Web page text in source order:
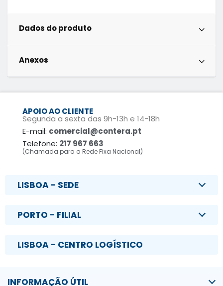
Dados do produto
Anexos
APOIO AO CLIENTE
Segunda a sexta das 9h-13h e 14-18h
E-mail: comercial@contera.pt
Telefone: 217 967 663
(Chamada para a Rede Fixa Nacional)
LISBOA - SEDE
PORTO - FILIAL
LISBOA - CENTRO LOGÍSTICO
INFORMAÇÃO ÚTIL